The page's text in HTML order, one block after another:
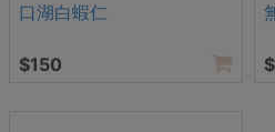
口湖白蝦仁
$150